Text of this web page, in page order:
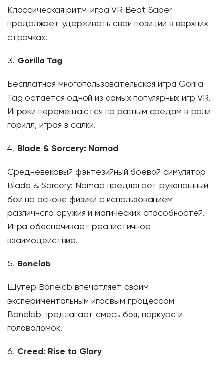
Классическая ритм-игра VR Beat Saber
продолжает удерживать свои позиции в верхних
строчках.
Gorilla Tag
Бесплатная многопользовательская игра Gorilla
Tag остается одной из самых популярных игр VR.
Игроки перемещаются по разным средам в роли
горилл, играя в салки.
Blade & Sorcery: Nomad
Средневековый фэнтезийный боевой симулятор
Blade & Sorcery: Nomad предлагает рукопашный
бой на основе физики с использованием
различного оружия и магических способностей.
Игра обеспечивает реалистичное
взаимодействие.
Bonelab
Шутер Bonelab впечатляет своим
экспериментальным игровым процессом.
Bonelab предлагает смесь боя, паркура и
головоломок.
Creed: Rise to Glory